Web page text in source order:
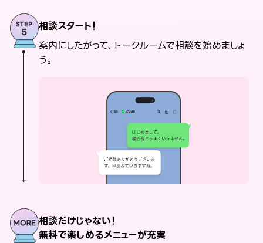
相談スタート！
案内にしたがって、トークルームで相談を始めましょ
う。
相談だけじゃない！
無料で楽しめるメニューが充実